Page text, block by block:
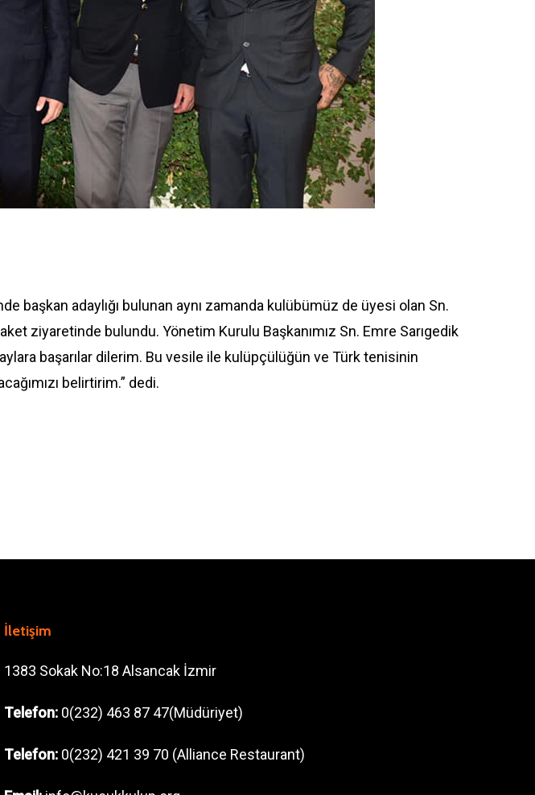
adaylığı bulunan aynı zamanda kulübümüz de üyesi olan Sn.
ziyaretinde bulundu. Yönetim Kurulu Başkanımız Sn. Emre Sarıgedik
başarılar dilerim. Bu vesile ile kulüpçülüğün ve Türk tenisinin
belirtirim.” dedi.
İletişim
1383 Sokak No:18 Alsancak İzmir
Telefon:0(232) 463 87 47(Müdüriyet)
Telefon:0(232) 421 39 70 (Alliance Restaurant)